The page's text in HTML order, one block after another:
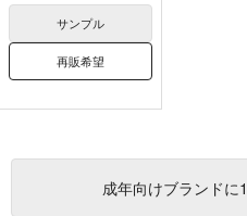
サンプル
再販希望
成年向けブランドに1